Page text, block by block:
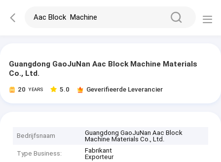
Guangdong GaoJuNan Aac Block Machine Materials
Co., Ltd.
20 YEARS 5.0 Geverifieerde Leverancier
Bedrijfsnaam
Guangdong GaoJuNan Aac Block
Machine Materials Co., Ltd.
Type Business:
Fabrikant
Exporteur